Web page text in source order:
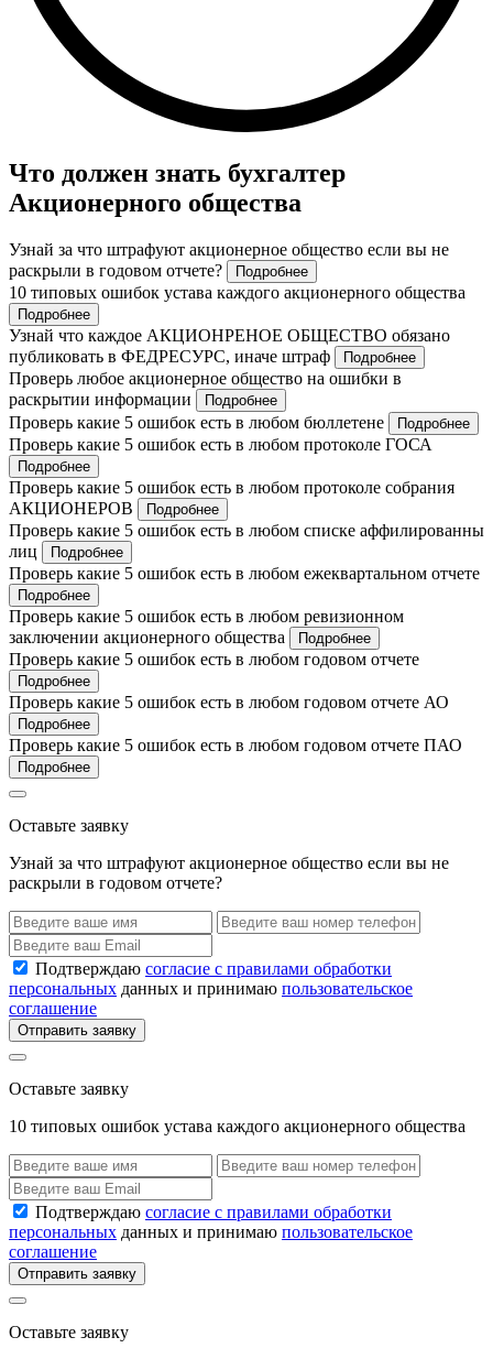
Что должен знать бухгалтер
Акционерного общества
Узнай за что штрафуют акционерное общество если вы не
раскрыли в годовом отчете?
Подробнее
10 типовых ошибок устава каждого акционерного общества
Подробнее
Узнай что каждое АКЦИОНРЕНОЕ ОБЩЕСТВО обязано
публиковать в ФЕДРЕСУРС, иначе штраф
Подробнее
Проверь любое акционерное общество на ошибки в
раскрытии информации
Подробнее
Проверь какие 5 ошибок есть в любом бюллетене Подробнее
Проверь какие 5 ошибок есть в любом протоколе ГОСА
Подробнее
Проверь какие 5 ошибок есть в любом протоколе собрания
АКЦИОНЕРОВ
Подробнее
Проверь какие 5 ошибок есть в любом списке аффилированны
лиц
Подробнее
Проверь какие 5 ошибок есть в любом ежеквартальном отчете
Подробнее
Проверь какие 5 ошибок есть в любом ревизионном
заключении акционерного общества
Подробнее
Проверь какие 5 ошибок есть в любом годовом отчете
Подробнее
Проверь какие 5 ошибок есть в любом годовом отчете АО
Подробнее
Проверь какие 5 ошибок есть в любом годовом отчете ПАО
Подробнее
Оставьте заявку
Узнай за что штрафуют акционерное общество если вы не
раскрыли в годовом отчете?
Подтверждаю согласие с правилами обработки
персональных данных и принимаю пользовательское
соглашение
Отправить заявку
Оставьте заявку
10 типовых ошибок устава каждого акционерного общества
Подтверждаю согласие с правилами обработки
персональных данных и принимаю пользовательское
соглашение
Отправить заявку
Оставьте заявку